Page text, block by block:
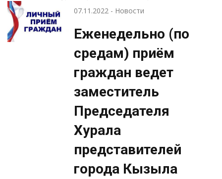
А.Л.Лопсан.
07.11.2022- Новости
Еженедельно (по
средам) приём
граждан ведет
заместитель
Председателя
Хурала
представителей
города Кызыла